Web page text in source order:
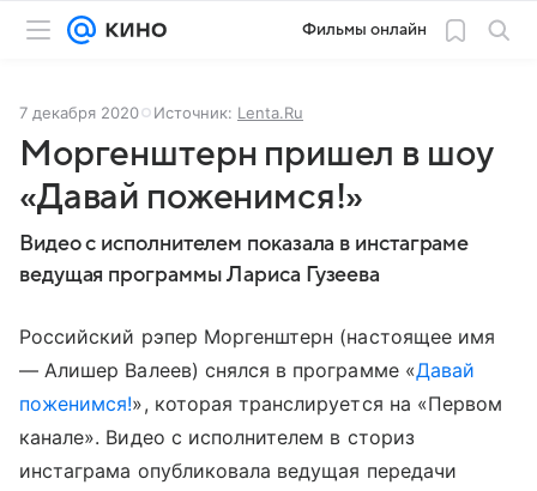
Фильмы онлайн
7 декабря 2020 Источник: Lenta.Ru
Моргенштерн пришел в шоу
«Давай поженимся!»
Видео с исполнителем показала в инстаграме
ведущая программы Лариса Гузеева
Российский рэпер Моргенштерн (настоящее имя
— Алишер Валеев) снялся в программе «Давай
поженимся!», которая транслируется на «Первом
канале». Видео с исполнителем в сториз
инстаграма опубликовала ведущая передачи